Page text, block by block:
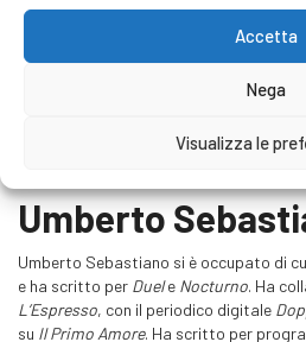
Accetta
Nega
Visualizza le
Umberto
Umberto Sebastiano si è occupato di
e ha scritto per Duele Nocturno. Ha
L’Espresso, con il periodico digitale
su Il Primo Amore. Ha scritto per